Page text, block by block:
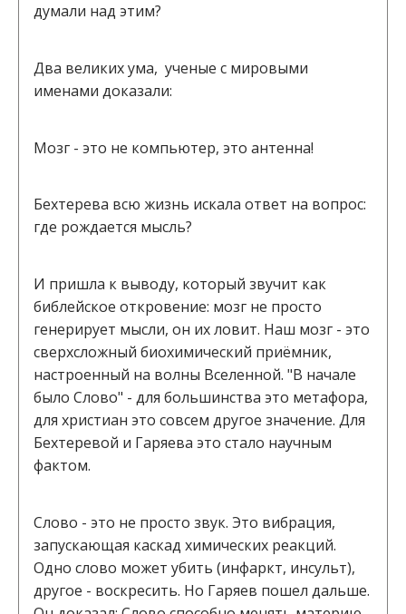
думали над этим?
Два великих ума, ученые с мировыми
именами доказали:
Мозг - это не компьютер, это антенна!
Бехтерева всю жизнь искала ответ на вопрос:
где рождается мысль?
И пришла к выводу, который звучит как
библейское откровение: мозг не просто
генерирует мысли, он их ловит. Наш мозг - это
сверхсложный биохимический приёмник,
настроенный на волны Вселенной. "В начале
было Слово" - для большинства это метафора,
для христиан это совсем другое значение. Для
Бехтеревой и Гаряева это стало научным
фактом.
Слово - это не просто звук. Это вибрация,
запускающая каскад химических реакций.
Одно слово может убить (инфаркт, инсульт),
другое - воскресить. Но Гаряев пошел дальше.